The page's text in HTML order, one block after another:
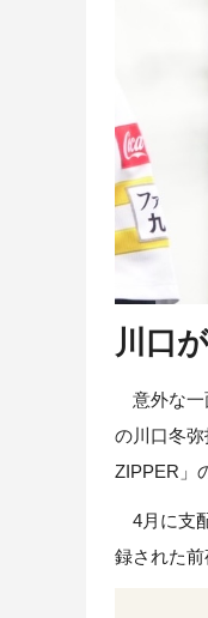
川口
意外な一
の川口冬
ZIPPER」
4月に支
録された